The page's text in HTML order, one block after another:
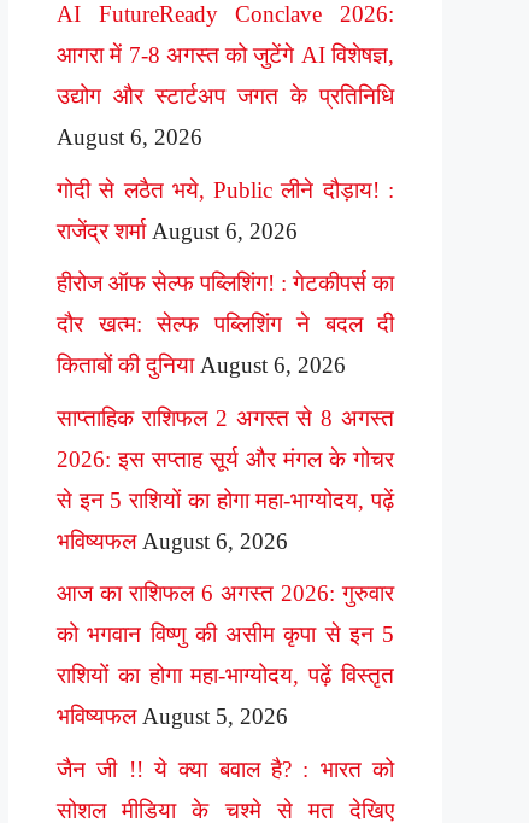
AI FutureReady Conclave 2026:
आगरा में 7-8 अगस्त को जुटेंगे AI विशेषज्ञ,
उद्योग और स्टार्टअप जगत के प्रतिनिधि
August 6, 2026
गोदी से लठैत भये, Public लीने दौड़ाय! :
राजेंद्र शर्मा August 6, 2026
हीरोज ऑफ सेल्फ पब्लिशिंग! : गेटकीपर्स का
दौर खत्म: सेल्फ पब्लिशिंग ने बदल दी
किताबों की दुनिया August 6, 2026
साप्ताहिक राशिफल 2 अगस्त से 8 अगस्त
2026: इस सप्ताह सूर्य और मंगल के गोचर
से इन 5 राशियों का होगा महा-भाग्योदय, पढ़ें
भविष्यफल August 6, 2026
आज का राशिफल 6 अगस्त 2026: गुरुवार
को भगवान विष्णु की असीम कृपा से इन 5
राशियों का होगा महा-भाग्योदय, पढ़ें विस्तृत
भविष्यफल August 5, 2026
जैन जी !! ये क्या बवाल है? : भारत को
सोशल मीडिया के चश्मे से मत देखिए